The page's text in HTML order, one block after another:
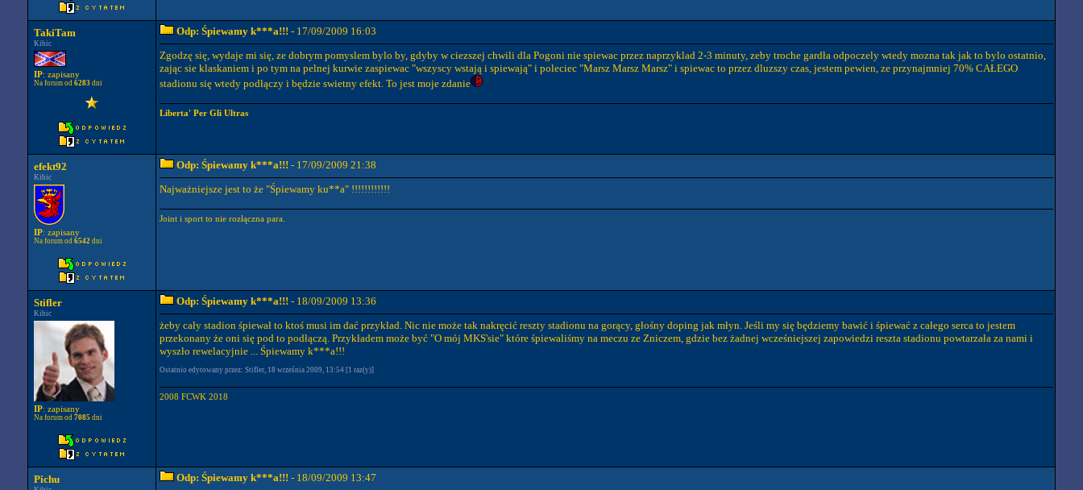
TakiTam
Kibic
IP: zapisany
Na forum od 6283 dni
Odp: Śpiewamy k***a!!! - 17/09/2009 16:03
Zgodzę się, wydaje mi się, ze dobrym pomyslem bylo by, gdyby w ciezszej chwili dla Pogoni nie spiewac przez naprzyklad 2-3 minuty, zeby troche gardła odpoczely wtedy mozna tak jak to bylo ostatnio,
zając sie klaskaniem i po tym na pelnej kurwie zaspiewac "wszyscy wstają i spiewają" i poleciec "Marsz Marsz Marsz" i spiewac to przez dluzszy czas, jestem pewien, ze przynajmniej 70% CAŁEGO
stadionu się wtedy podłączy i będzie swietny efekt. To jest moje zdanie
Liberta' Per Gli Ultras
efekt92
Kibic
IP: zapisany
Na forum od 6542 dni
Odp: Śpiewamy k***a!!! - 17/09/2009 21:38
Najważniejsze jest to że "Śpiewamy ku**a" !!!!!!!!!!!!
Joint i sport to nie rozłączna para.
Stifler
Kibic
IP: zapisany
Na forum od 7085 dni
Odp: Śpiewamy k***a!!! - 18/09/2009 13:36
żeby cały stadion śpiewał to ktoś musi im dać przykład. Nic nie może tak nakręcić reszty stadionu na gorący, głośny doping jak młyn. Jeśli my się będziemy bawić i śpiewać z całego serca to jestem
przekonany że oni się pod to podłączą. Przykładem może być "O mój MKS'sie" które śpiewaliśmy na meczu ze Zniczem, gdzie bez żadnej wcześniejszej zapowiedzi reszta stadionu powtarzała za nami i
wyszło rewelacyjnie ... Śpiewamy k***a!!!
Ostatnio edytowany przez: Stifler, 18 września 2009, 13:54 [1 raz(y)]
2008 FCWK 2018
Pichu Odp: Śpiewamy k***a!!! - 18/09/2009 13:47